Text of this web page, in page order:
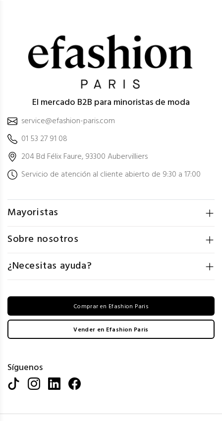
El mercado B2B para minoristas de moda
service@efashion-paris.com
01 53 27 91 08
204 Bd Félix Faure, 93300 Aubervilliers
Servicio de atención al cliente abierto de 9:30 a 17:00
Mayoristas
Sobre nosotros
¿Necesitas ayuda?
Comprar en Efashion Paris
Vender en Efashion Paris
Síguenos